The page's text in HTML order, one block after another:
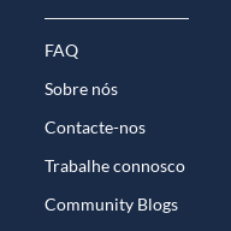
FAQ
Sobre nós
Contacte-nos
Trabalhe connosco
Community Blogs